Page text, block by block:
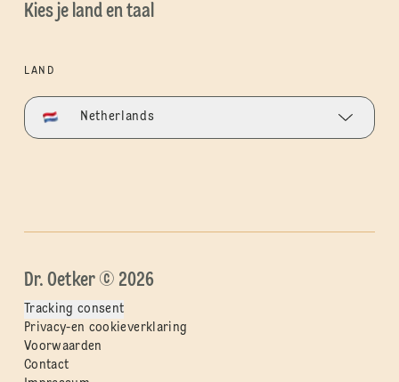
Kies je land en taal
LAND
Netherlands
Dr. Oetker © 2026
Tracking consent
Privacy-en cookieverklaring
Voorwaarden
Contact